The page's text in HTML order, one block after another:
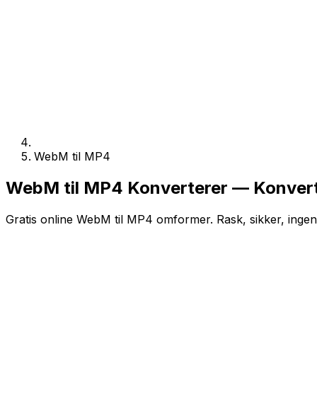
WebM til MP4
WebM til MP4 Konverterer —
Gratis online WebM til MP4 omformer. Rask, sikker,